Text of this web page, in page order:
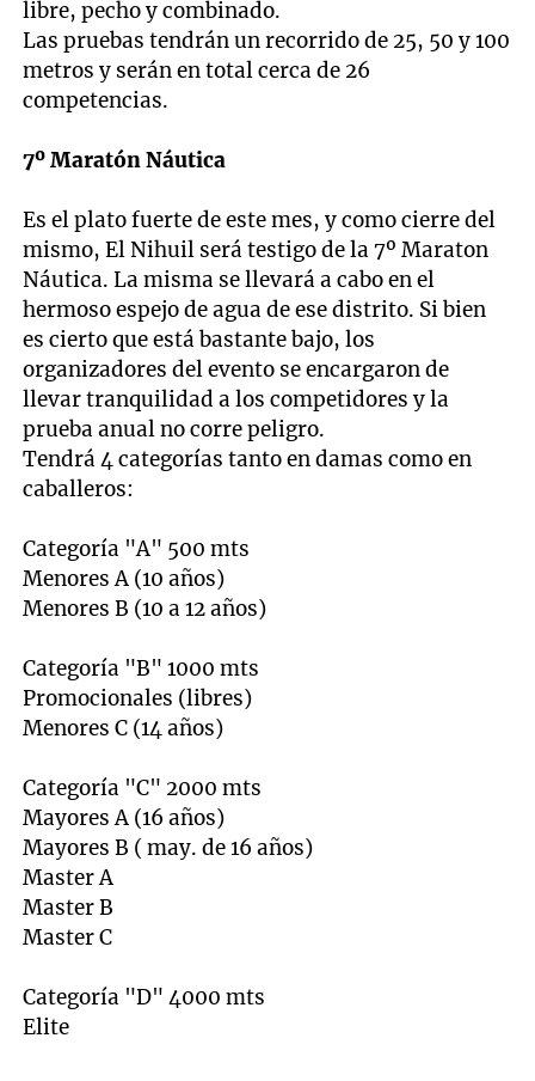
libre, pecho y combinado.
Las pruebas tendrán un recorrido de 25, 50 y 100
metros y serán en total cerca de 26
competencias.
7º Maratón Náutica
Es el plato fuerte de este mes, y como cierre del
mismo, El Nihuil será testigo de la 7º Maraton
Náutica. La misma se llevará a cabo en el
hermoso espejo de agua de ese distrito. Si bien
es cierto que está bastante bajo, los
organizadores del evento se encargaron de
llevar tranquilidad a los competidores y la
prueba anual no corre peligro.
Tendrá 4 categorías tanto en damas como en
caballeros:
Categoría "A" 500 mts
Menores A (10 años)
Menores B (10 a 12 años)
Categoría "B" 1000 mts
Promocionales (libres)
Menores C (14 años)
Categoría "C" 2000 mts
Mayores A (16 años)
Mayores B ( may. de 16 años)
Master A
Master B
Master C
Categoría "D" 4000 mts
Elite